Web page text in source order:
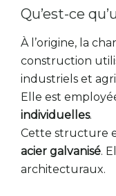
Qu’est-ce
À l’origine, la
construction
industriels et
Elle est
individuelles.
Cette structure
acier galvanisé.
architecturaux.